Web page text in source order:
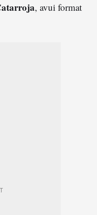
, avui format